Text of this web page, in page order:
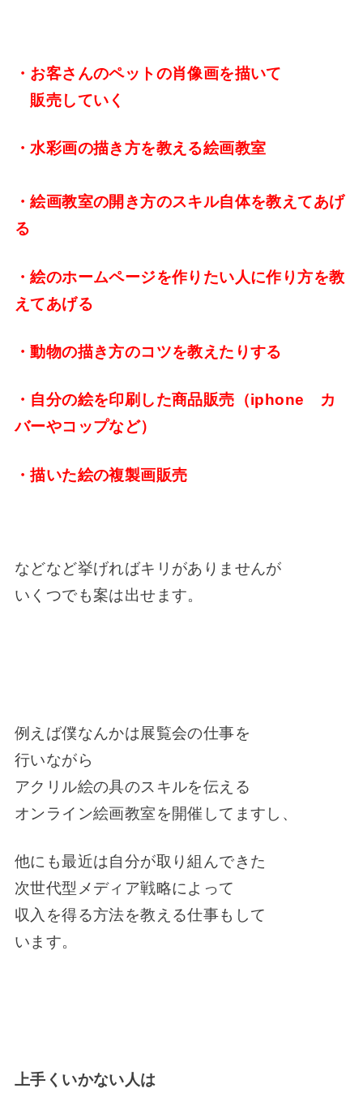
・お客さんのペットの肖像画を描いて
販売していく
・水彩画の描き方を教える絵画教室
・絵画教室の開き方のスキル自体を教えてあげ
る
・絵のホームページを作りたい人に作り方を教
えてあげる
・動物の描き方のコツを教えたりする
・自分の絵を印刷した商品販売（iphone カ
バーやコップなど）
・描いた絵の複製画販売
などなど挙げればキリがありませんが
いくつでも案は出せます。
例えば僕なんかは展覧会の仕事を
行いながら
アクリル絵の具のスキルを伝える
オンライン絵画教室を開催してますし、
他にも最近は自分が取り組んできた
次世代型メディア戦略によって
収入を得る方法を教える仕事もして
います。
上手くいかない人は